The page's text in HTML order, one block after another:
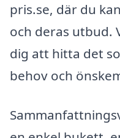
pris.se, där du
och deras utbud.
dig att hitta det
behov och